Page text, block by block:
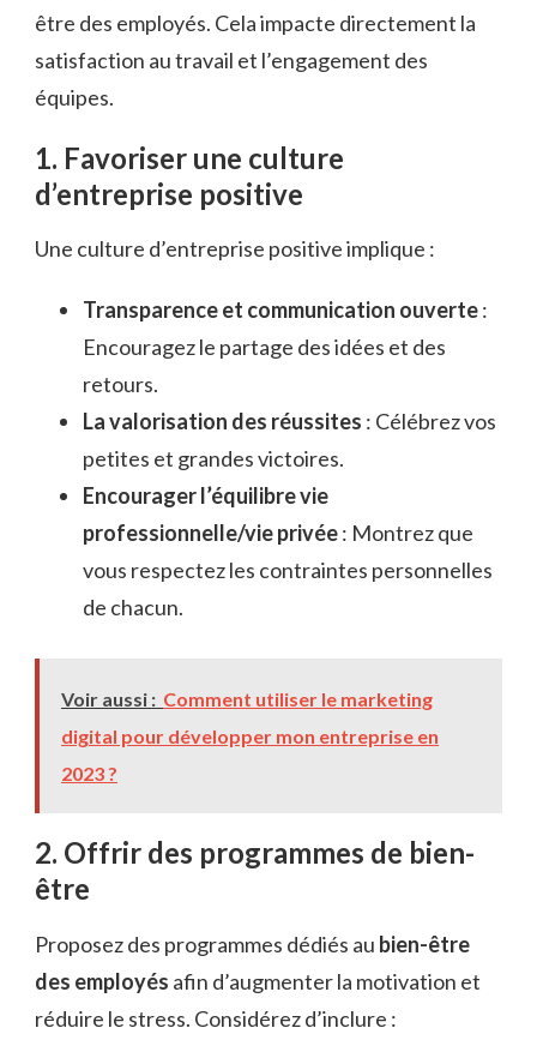
être des employés. Cela impacte directement la
satisfaction au travail et l’engagement des
équipes.
1. Favoriser une culture
d’entreprise positive
Une culture d’entreprise positive implique :
Transparence et communication ouverte:
Encouragez le partage des idées et des
retours.
La valorisation des réussites : Célébrez vos
petites et grandes victoires.
Encourager l’équilibre vie
professionnelle/vie privée: Montrez que
vous respectez les contraintes personnelles
de chacun.
Voir aussi : Comment utiliser le marketing
digital pour développer mon entreprise en
2023 ?
2. Offrir des programmes de bien-
être
Proposez des programmes dédiés au bien-être
des employés afin d’augmenter la motivation et
réduire le stress. Considérez d’inclure :